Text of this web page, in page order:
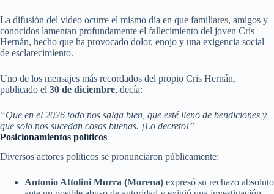
La difusión del video ocurre el mismo día en que familiares, amigos y
conocidos lamentan profundamente el fallecimiento del joven Cris
Hernán, hecho que ha provocado dolor, enojo y una exigencia social
de esclarecimiento.
Uno de los mensajes más recordados del propio Cris Hernán,
publicado el 30 de diciembre, decía:
“Que en el 2026 todo nos salga bien, que esté lleno de bendiciones y
que solo nos sucedan cosas buenas. ¡Lo decreto!”
Posicionamientos políticos
Diversos actores políticos se pronunciaron públicamente:
Antonio Attolini Murra (Morena) expresó su rechazo absoluto